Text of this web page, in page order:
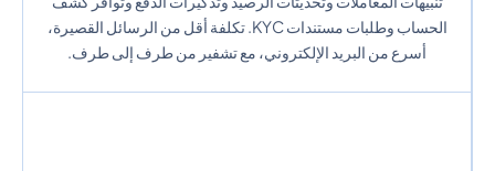
الحساب وطلبات مستندات KYC. تكلفة أقل من الرسائل القصيرة،
أسرع من البريد الإلكتروني، مع تشفير من طرف إلى طرف.